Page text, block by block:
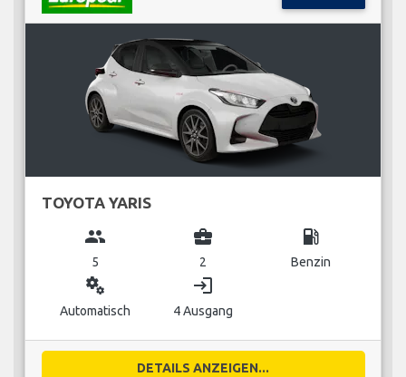
TOYOTA YARIS
group
5
business_center
2
local_gas_station
Benzin
miscellaneous_services
Automatisch
login
4 Ausgang
DETAILS ANZEIGEN...